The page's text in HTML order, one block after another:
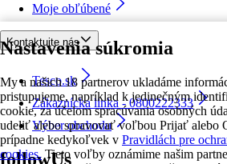
Nastavenia súkromia
My a našich 18 partnerov ukladáme
pristupujeme, napríklad k jedinečným
cookie, za účelom spracúvania osobných
udeliť alebo spravovať voľbou Prijať alebo
prípadne kedykoľvek v Pravidlách pre
cookies. Tieto voľby oznámime našim
Moje obľúbené
Kontaktujte nás
Tesco.sk
Zákaznícka linka - 0800222333
Výber obchodu
followUs